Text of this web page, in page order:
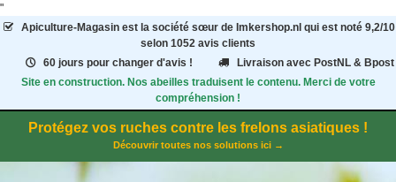
"
Apiculture-Magasinest la société sœur de Imkershop.nl qui est noté 9,2/10
selon 1052 avis clients
60 jours pour changer d'avis !
Livraison avec PostNL & Bpost
Site en construction. Nos abeilles traduisent le contenu. Merci de votre
compréhension !
Protégez vos ruches contre les frelons asiatiques !
Découvrir toutes nos solutions ici →